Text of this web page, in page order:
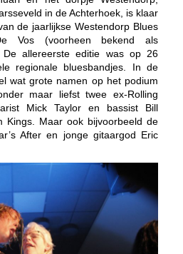
in de Achterhoek, is klaar
de jaarlijkse Westendorp Blues
Vos (voorheen bekend als
De allereerste editie was op 26
regionale bluesbandjes. In de
wat grote namen op het podium
maar liefst twee ex-Rolling
Mick Taylor en bassist Bill
Kings. Maar ook bijvoorbeeld de
After en jonge gitaargod Eric